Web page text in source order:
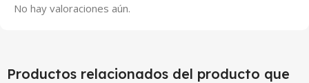
No hay valoraciones aún.
Productos relacionados del producto que